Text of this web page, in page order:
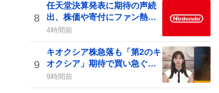
8
任天堂決算発表に期待の声続
出、株価や寄付にファン熱狂
が話題に
4時間前
9
キオクシア株急落も「第2のキ
オクシア」期待で買い急ぐユ
ーザー続出
9時間前